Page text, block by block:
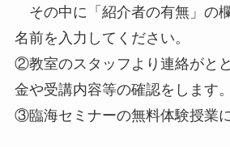
その中に「紹介者の有無」の
名前を入力してください。
②教室のスタッフより連絡がと
金や受講内容等の確認をします。
③臨海セミナーの無料体験授業に